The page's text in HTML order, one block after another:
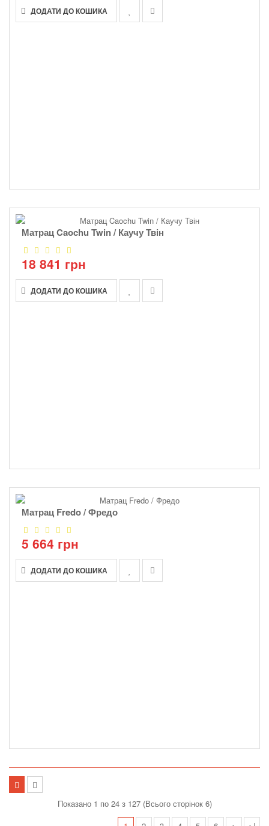
ДОДАТИ ДО КОШИКА
Матрац Caochu Twin / Каучу Твін
18 841 грн
ДОДАТИ ДО КОШИКА
Матрац Fredo / Фредо
5 664 грн
ДОДАТИ ДО КОШИКА
Показано 1 по 24 з 127 (Всього сторінок 6)